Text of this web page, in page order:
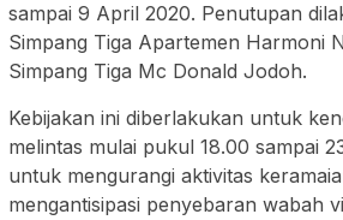
sampai 9 April 2020. Penutupan
Simpang Tiga Apartemen Harmoni
Simpang Tiga Mc Donald Jodoh.
Kebijakan ini diberlakukan untuk
melintas mulai pukul 18.00 sampai
untuk mengurangi aktivitas
mengantisipasi penyebaran wabah